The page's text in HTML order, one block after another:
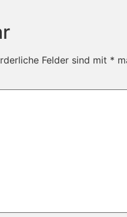
Felder sind mit *